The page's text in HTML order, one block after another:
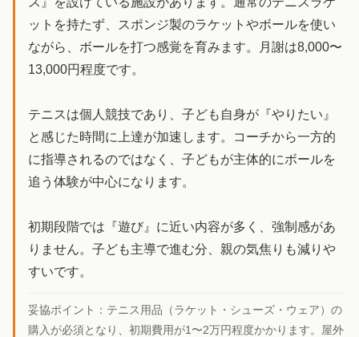
ットを持たず、スポンジ製のラケットやボールを使い
ながら、ボールを打つ感覚を育みます。月謝は8,000〜
13,000円程度です。
テニスは個人競技であり、子ども自身が『やりたい』
と感じた時間に上達が加速します。コーチから一方的
に指導されるのではなく、子どもが主体的にボールを
追う体験が中心になります。
初期段階では『遊び』に近い内容が多く、強制感があ
りません。子ども主導で進む分、親の気焦りも減りや
すいです。
妥協ポイント： テニス用品（ラケット・シューズ・ウェア）の
購入が必須となり、初期費用が1〜2万円程度かかります。屋外